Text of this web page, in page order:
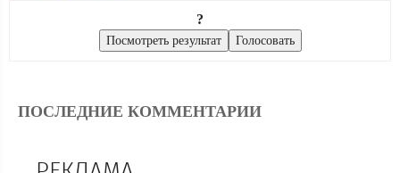
?
ПОСЛЕДНИЕ КОММЕНТАРИИ